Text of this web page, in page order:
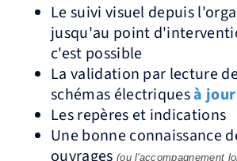
Le suivi visuel depuis
jusqu'au point
c'est possible
La validation par lecture
schémas électriquesà jour
Les repères et indications
Une bonne connaissance
ouvrages (ou l'accompagnement